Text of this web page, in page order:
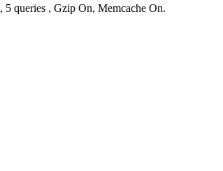
5 queries , Gzip On, Memcache On.